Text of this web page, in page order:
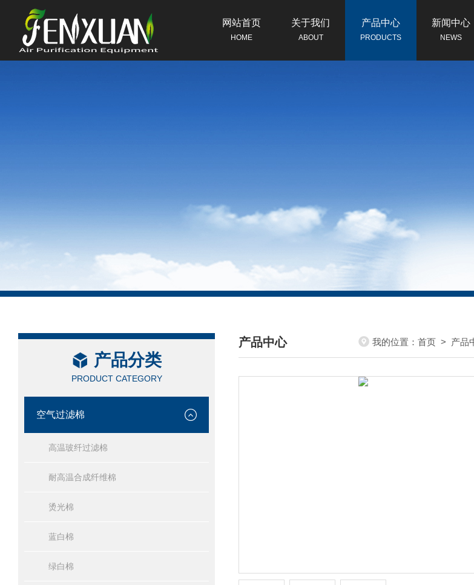
网站首页
HOME
关于我们
ABOUT
产品中心
PRODUCTS
新闻中心
NEWS
产品分类
PRODUCT CATEGORY
空气过滤棉
高温玻纤过滤棉
耐高温合成纤维棉
烫光棉
蓝白棉
绿白棉
产品中心
/ PRODUCTS CENTER
我的位置： 首页 > 产品